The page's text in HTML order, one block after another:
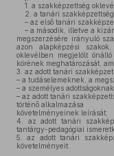
1. a szakképzettség
2. a tanári
– az első tanári
– a második, illetve a
megszerzésére irányuló
azon alapképzési
oklevélben megjelölt
körének meghatározását,
3. az adott tanári
– a tudáselemeknek, a
– a személyes
– az adott tanári
történő alkalmazása
követelményeinek leírását;
4. az adott tanári
tantárgy-pedagógiai
5. az adott tanári
követelményeit.